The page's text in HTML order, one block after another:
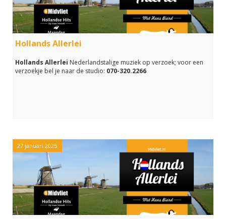
Hollands Allerlei
Hollands Allerlei Nederlandstalige muziek op verzoek; voor een
verzoekje bel je naar de studio: 070-320.2266
27 januari 2025